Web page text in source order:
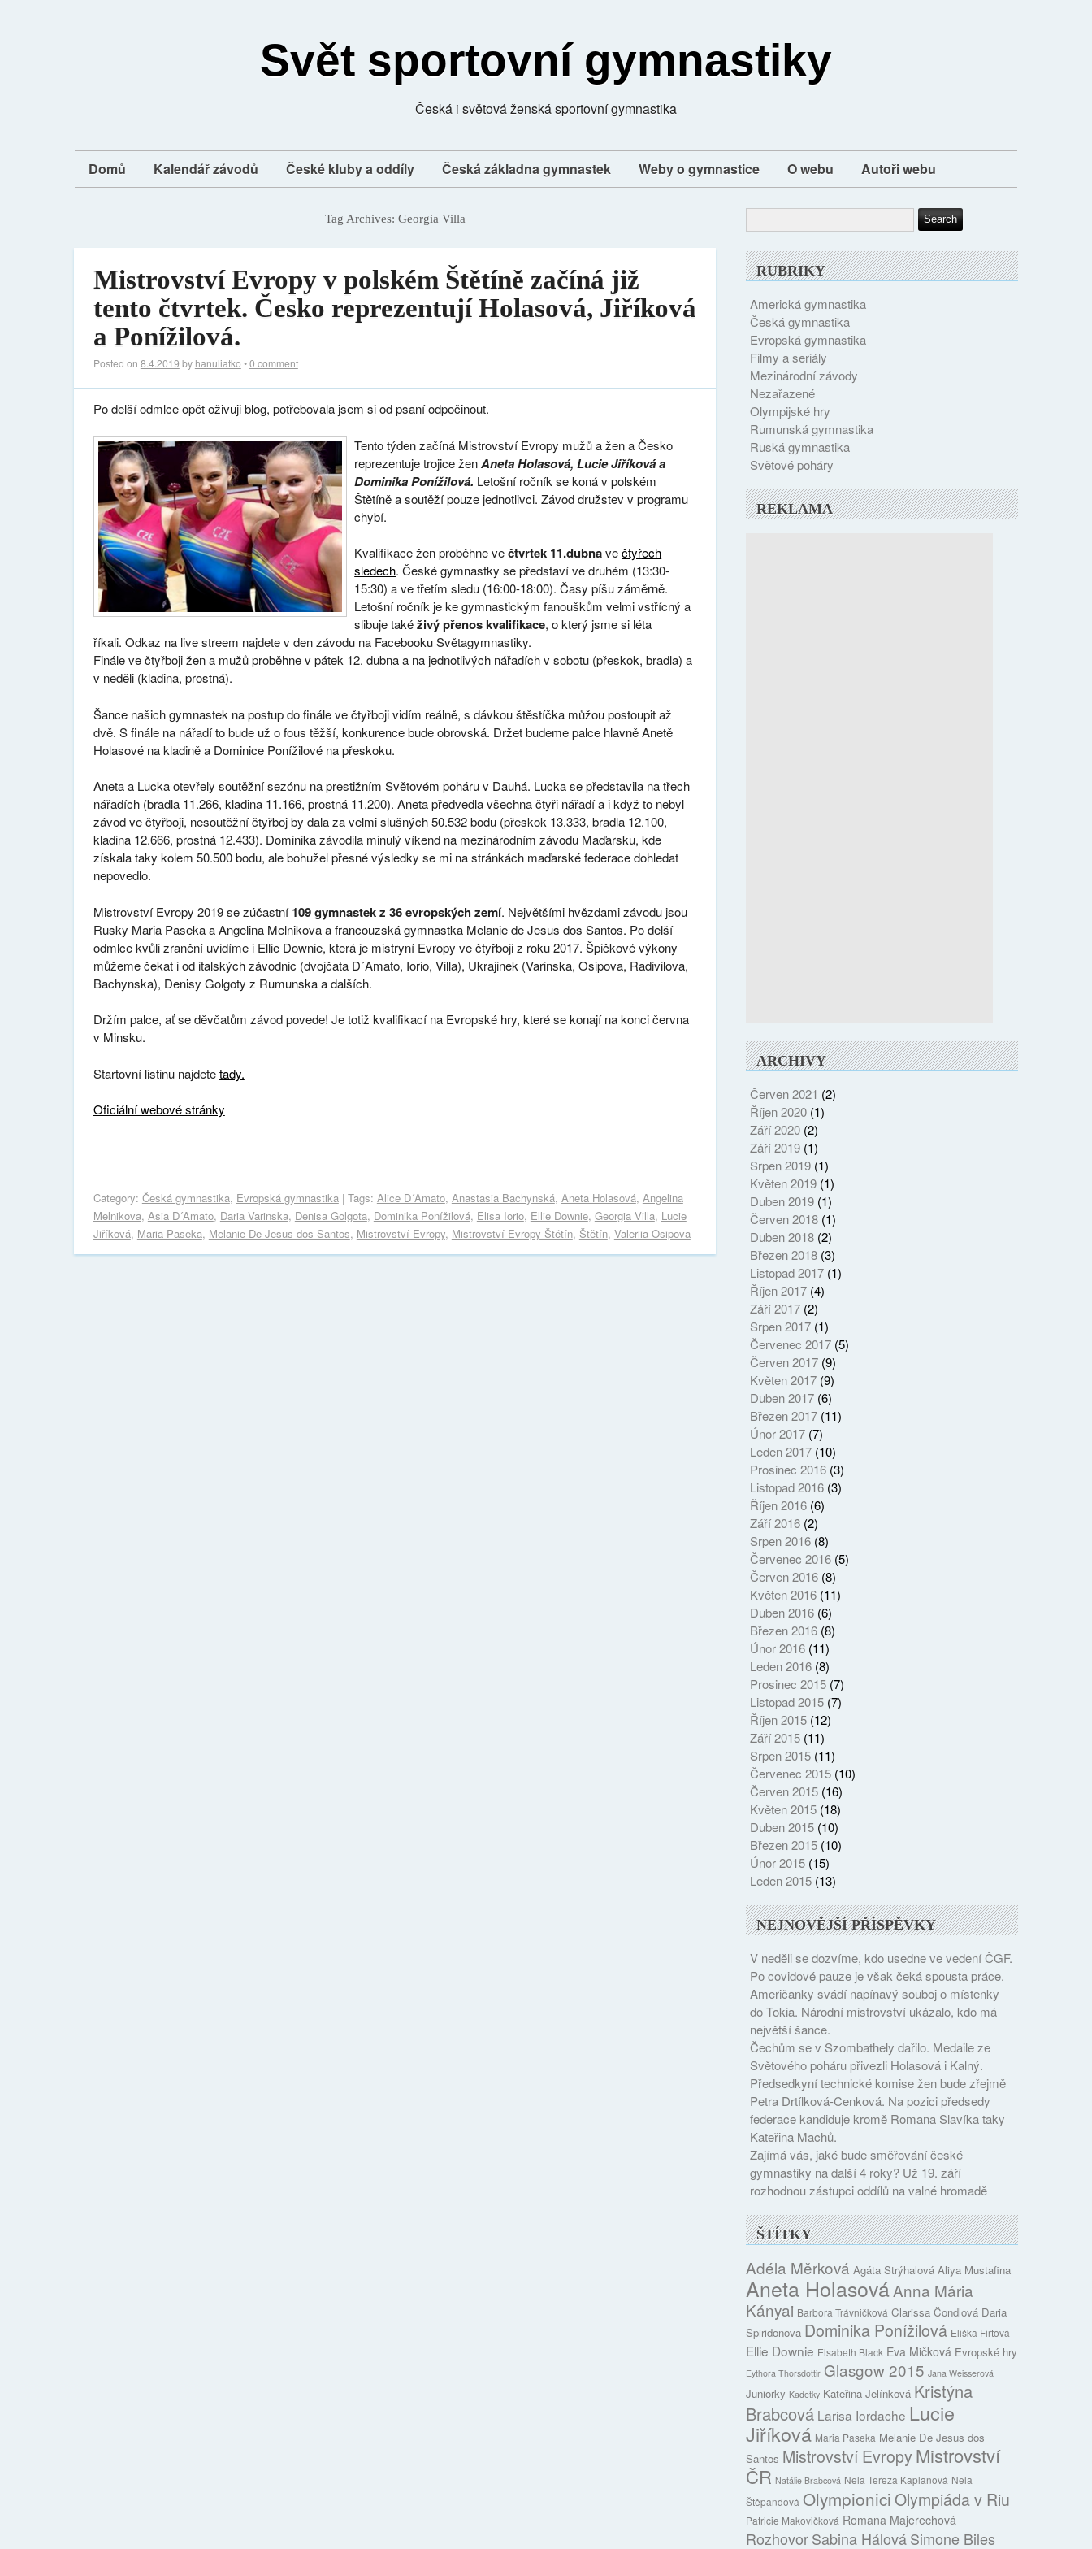
Svět sportovní gymnastiky
Česká i světová ženská sportovní gymnastika
Domů Kalendář závodů České kluby a oddíly Česká základna gymnastek Weby o gymnastice O webu Autoři webu
Tag Archives: Georgia Villa
Mistrovství Evropy v polském Štětíně začíná již
tento čtvrtek. Česko reprezentují Holasová, Jiříková
a Ponížilová.
Posted on 8.4.2019 by hanuliatko •0 comment
Po delší odmlce opět oživuji blog, potřebovala jsem si od psaní odpočinout.
Tento týden začíná Mistrovství Evropy mužů a žen a Česko
reprezentuje trojice ženAneta Holasová, Lucie Jiříková a
Dominika Ponížilová. Letošní ročník se koná v polském
Štětíně a soutěží pouze jednotlivci. Závod družstev v programu
chybí.
Kvalifikace žen proběhne večtvrtek 11.dubnavečtyřech
sledech. České gymnastky se představí ve druhém (13:30-
15:30) a ve třetím sledu (16:00-18:00). Časy píšu záměrně.
Letošní ročník je ke gymnastickým fanouškům velmi vstřícný a
slibuje takéživý přenos kvalifikace, o který jsme si léta
říkali. Odkaz na live streem najdete v den závodu na Facebooku Světagymnastiky.
Finále ve čtyřboji žen a mužů proběhne v pátek 12. dubna a na jednotlivých nářadích v sobotu (přeskok, bradla) a
v neděli (kladina, prostná).
Šance našich gymnastek na postup do finále ve čtyřboji vidím reálně, s dávkou štěstíčka můžou postoupit až
dvě. S finále na nářadí to bude už o fous těžší, konkurence bude obrovská. Držet budeme palce hlavně Anetě
Holasové na kladině a Dominice Ponížilové na přeskoku.
Aneta a Lucka otevřely soutěžní sezónu na prestižním Světovém poháru v Dauhá. Lucka se představila na třech
nářadích (bradla 11.266, kladina 11.166, prostná 11.200). Aneta předvedla všechna čtyři nářadí a i když to nebyl
závod ve čtyřboji, nesoutěžní čtyřboj by dala za velmi slušných 50.532 bodu (přeskok 13.333, bradla 12.100,
kladina 12.666, prostná 12.433). Dominika závodila minulý víkend na mezinárodním závodu Maďarsku, kde
získala taky kolem 50.500 bodu, ale bohužel přesné výsledky se mi na stránkách maďarské federace dohledat
nepovedlo.
Mistrovství Evropy 2019 se zúčastní109 gymnastek z 36 evropských zemí. Největšími hvězdami závodu jsou
Rusky Maria Paseka a Angelina Melnikova a francouzská gymnastka Melanie de Jesus dos Santos. Po delší
odmlce kvůli zranění uvidíme i Ellie Downie, která je mistryní Evropy ve čtyřboji z roku 2017. Špičkové výkony
můžeme čekat i od italských závodnic (dvojčata D´Amato, Iorio, Villa), Ukrajinek (Varinska, Osipova, Radivilova,
Bachynska), Denisy Golgoty z Rumunska a dalších.
Držím palce, ať se děvčatům závod povede! Je totiž kvalifikací na Evropské hry, které se konají na konci června
v Minsku.
Startovní listinu najdetetady.
Oficiální webové stránky
Category: Česká gymnastika, Evropská gymnastika| Tags: Alice D´Amato, Anastasia Bachynská, Aneta Holasová, Angelina
Melnikova, Asia D´Amato, Daria Varinska, Denisa Golgota, Dominika Ponížilová, Elisa Iorio, Ellie Downie, Georgia Villa, Lucie
Jiříková, Maria Paseka, Melanie De Jesus dos Santos, Mistrovství Evropy, Mistrovství Evropy Štětín, Štětín, Valeriia Osipova
RUBRIKY
Americká gymnastika
Česká gymnastika
Evropská gymnastika
Filmy a seriály
Mezinárodní závody
Nezařazené
Olympijské hry
Rumunská gymnastika
Ruská gymnastika
Světové poháry
REKLAMA
ARCHIVY
Červen 2021 (2)
Říjen 2020(1)
Září 2020(2)
Září 2019(1)
Srpen 2019(1)
Květen 2019(1)
Duben 2019(1)
Červen 2018(1)
Duben 2018(2)
Březen 2018(3)
Listopad 2017(1)
Říjen 2017(4)
Září 2017(2)
Srpen 2017(1)
Červenec 2017(5)
Červen 2017(9)
Květen 2017(9)
Duben 2017(6)
Březen 2017(11)
Únor 2017(7)
Leden 2017(10)
Prosinec 2016(3)
Listopad 2016(3)
Říjen 2016(6)
Září 2016(2)
Srpen 2016(8)
Červenec 2016(5)
Červen 2016(8)
Květen 2016(11)
Duben 2016(6)
Březen 2016(8)
Únor 2016(11)
Leden 2016(8)
Prosinec 2015(7)
Listopad 2015(7)
Říjen 2015(12)
Září 2015(11)
Srpen 2015(11)
Červenec 2015(10)
Červen 2015(16)
Květen 2015(18)
Duben 2015(10)
Březen 2015(10)
Únor 2015(15)
Leden 2015(13)
NEJNOVĚJŠÍ PŘÍSPĚVKY
V neděli se dozvíme, kdo usedne ve vedení ČGF.
Po covidové pauze je však čeká spousta práce.
Američanky svádí napínavý souboj o místenky
do Tokia. Národní mistrovství ukázalo, kdo má
největší šance.
Čechům se v Szombathely dařilo. Medaile ze
Světového poháru přivezli Holasová i Kalný.
Předsedkyní technické komise žen bude zřejmě
Petra Drtílková-Cenková. Na pozici předsedy
federace kandiduje kromě Romana Slavíka taky
Kateřina Machů.
Zajímá vás, jaké bude směřování české
gymnastiky na další 4 roky? Už 19. září
rozhodnou zástupci oddílů na valné hromadě
ŠTÍTKY
Adéla Měrková Agáta Strýhalová Aliya Mustafina
Aneta HolasováAnna Mária
Kányai Barbora Trávničková Clarissa Čondlová Daria
Spiridonova Dominika Ponížilová Eliška Fiřtová
Ellie Downie Elsabeth Black Eva Mičková Evropské hry
Eythora Thorsdottir Glasgow 2015 Jana Weisserová
Juniorky Kadetky Kateřina Jelínková Kristýna
Brabcová Larisa Iordache Lucie
Jiříková Maria Paseka Melanie De Jesus dos
Santos Mistrovství Evropy Mistrovství
ČR Natálie Brabcová Nela Tereza Kaplanová Nela
Štěpandová OlympioniciOlympiáda v Riu
Patricie Makovičková Romana Majerechová
RozhovorSabina HálováSimone Biles